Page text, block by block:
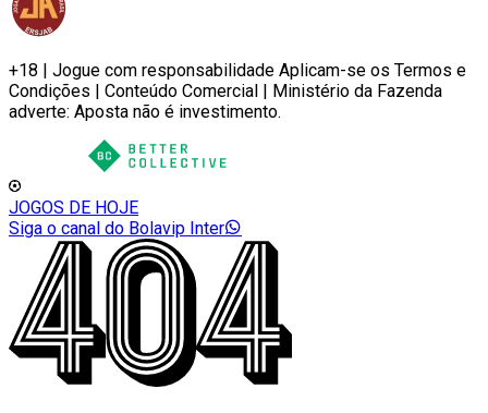
+18 | Jogue com responsabilidade Aplicam-se os Termos e
Condições | Conteúdo Comercial | Ministério da Fazenda
adverte: Aposta não é investimento.
JOGOS DE HOJE
Siga o canal do Bolavip Inter